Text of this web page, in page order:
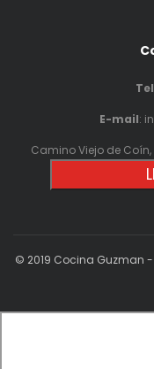
E-mail:
Camino Viejo de
© 2019 Cocina Guzman